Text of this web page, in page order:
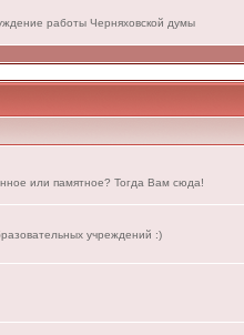
работы Черняховской думы
или памятное? Тогда Вам сюда!
учреждений :)